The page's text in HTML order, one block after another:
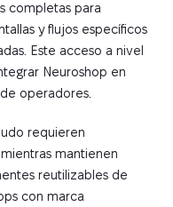
completas para
y flujos específicos
Este acceso a nivel
Neuroshop en
operadores.
requieren
mantienen
reutilizables de
con marca